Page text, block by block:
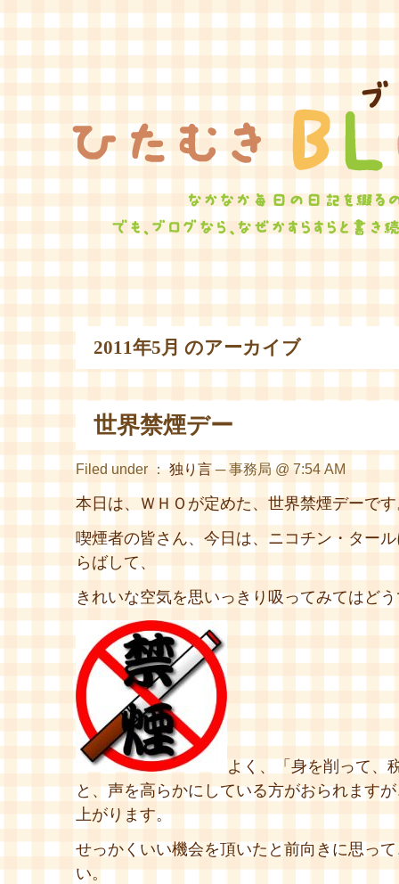
ひた
2011年5月 のアーカイブ
世界禁煙デー
Filed under ：独り言─ 事務局 @ 7:54 AM
本日は、ＷＨＯが定めた、世界禁煙デーで
喫煙者の皆さん、今日は、ニコチン・ター
らばして、
きれいな空気を思いっきり吸ってみてはど
よく、「身を削って、
と、声を高らかにしている方がおられます
上がります。
せっかくいい機会を頂いたと前向きに思っ
い。